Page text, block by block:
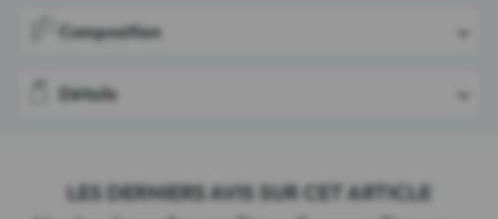
Composition
Détails
LES DERNIERS AVIS SUR CET ARTICLE